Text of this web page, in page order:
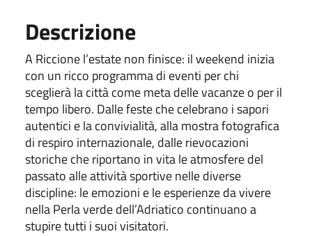
Descrizione
A Riccione l’estate non finisce: il weekend inizia
con un ricco programma di eventi per chi
sceglierà la città come meta delle vacanze o per il
tempo libero. Dalle feste che celebrano i sapori
autentici e la convivialità, alla mostra fotografica
di respiro internazionale, dalle rievocazioni
storiche che riportano in vita le atmosfere del
passato alle attività sportive nelle diverse
discipline: le emozioni e le esperienze da vivere
nella Perla verde dell’Adriatico continuano a
stupire tutti i suoi visitatori.